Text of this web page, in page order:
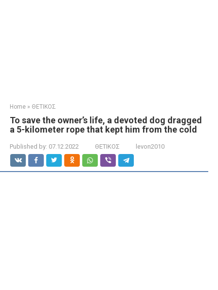
Home » ΘΕΤΙΚΟΣ
To save the owner’s life, a devoted dog dragged
a 5-kilometer rope that kept him from the cold
Published by: 07.12.2022 ΘΕΤΙΚΟΣ levon2010